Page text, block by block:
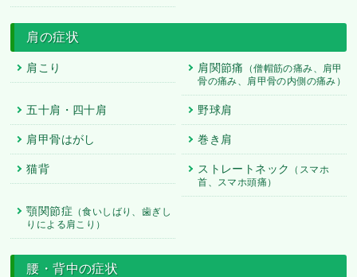
肩の症状
肩こり 肩関節痛
（僧帽筋の痛み、肩甲
骨の痛み、肩甲骨の内側の痛み）
五十肩・四十肩 野球肩
肩甲骨はがし 巻き肩
猫背 ストレートネック
（スマホ
首、スマホ頭痛）
顎関節症 （食いしばり、歯ぎし
りによる肩こり）
腰・背中の症状